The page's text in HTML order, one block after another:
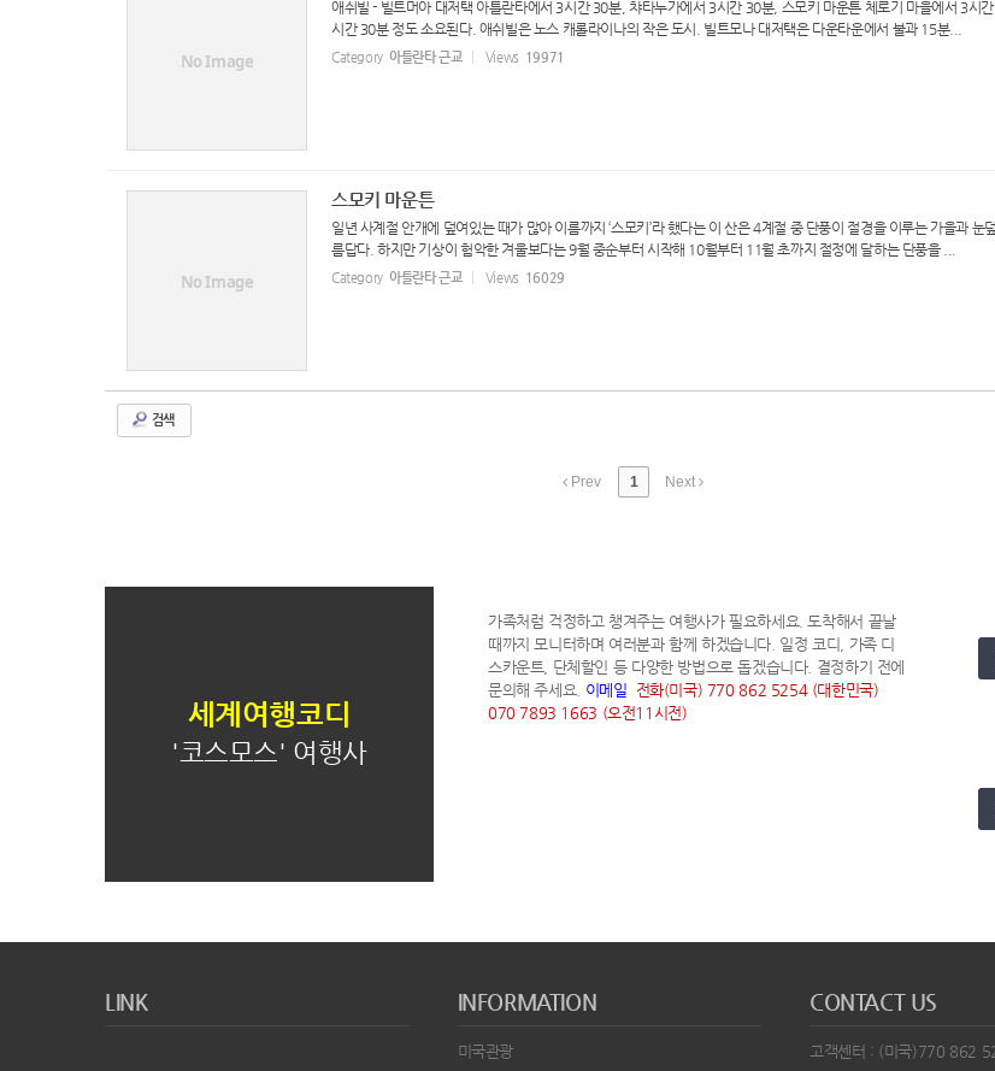
No Image
애쉬빌 - 빌트머아 대저택 아틀란타에서 3시간 30분, 챠타누가에서 3시간 30분, 스모키 마운튼 체로기 마을에서 3시
시간 30분 정도 소요된다. 애쉬빌은 노스 캐롤라이나의 작은 도시. 빌트모나 대저택은 다운타운에서 불과 15분...
Category 아틀란타 근교 Views 19971
No Image
스모키 마운튼
일년 사계절 안개에 덮여있는 때가 많아 이름까지 ‘스모키’라 했다는 이 산은 4계절 중 단풍이 절경을 이루는 가을과 눈
름답다. 하지만 기상이 험악한 겨울보다는 9월 중순부터 시작해 10월부터 11월 초까지 절정에 달하는 단풍을 ...
Category 아틀란타 근교 Views 16029
검색
Prev 1 Next
세계여행코디
'코스모스' 여행사
가족처럼 걱정하고 챙겨주는 여행사가 필요하세요. 도착해서 끝날
때까지 모니터하며 여러분과 함께 하겠습니다. 일정 코디, 가족 디
스카운트, 단체할인 등 다양한 방법으로 돕겠습니다. 결정하기 전에
문의해 주세요. 이메일 전화(미국) 770 862 5254 (대한민국)
070 7893 1663 (오전11시전)
LINK INFORMATION
미국관광
CONTACT US
고객센터 : (미국)770 862